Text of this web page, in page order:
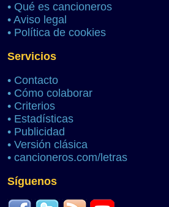
• Qué es cancioneros
• Aviso legal
• Política de cookies
Servicios
• Contacto
• Cómo colaborar
• Criterios
• Estadísticas
• Publicidad
• Versión clásica
• cancioneros.com/letras
Síguenos